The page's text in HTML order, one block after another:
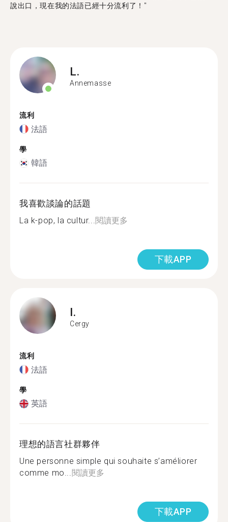
說出口，現在我的法語已經十分流利了！"
L.
Annemasse
流利
法語
學
韓語
我喜歡談論的話題
La k-pop, la cultur...閱讀更多
下載APP
I.
Cergy
流利
法語
學
英語
理想的語言社群夥伴
Une personne simple qui souhaite s’améliorer
comme mo...閱讀更多
下載APP